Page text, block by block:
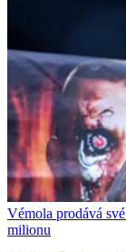
Vémola prodává
milionu